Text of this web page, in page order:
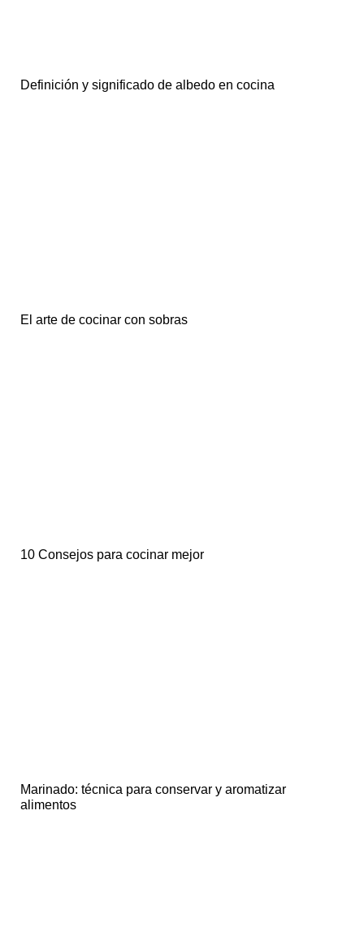
Definición y significado de albedo en cocina
El arte de cocinar con sobras
10 Consejos para cocinar mejor
Marinado: técnica para conservar y aromatizar
alimentos